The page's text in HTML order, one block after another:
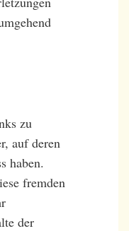
zu
auf deren
haben.
fremden
der